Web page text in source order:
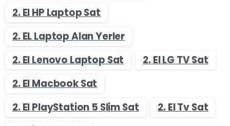
2. El HP Laptop Sat
2. EL Laptop Alan Yerler
2. El Lenovo Laptop Sat
2. El LG TV Sat
2. El Macbook Sat
2. El PlayStation 5 Slim Sat
2. El Tv Sat